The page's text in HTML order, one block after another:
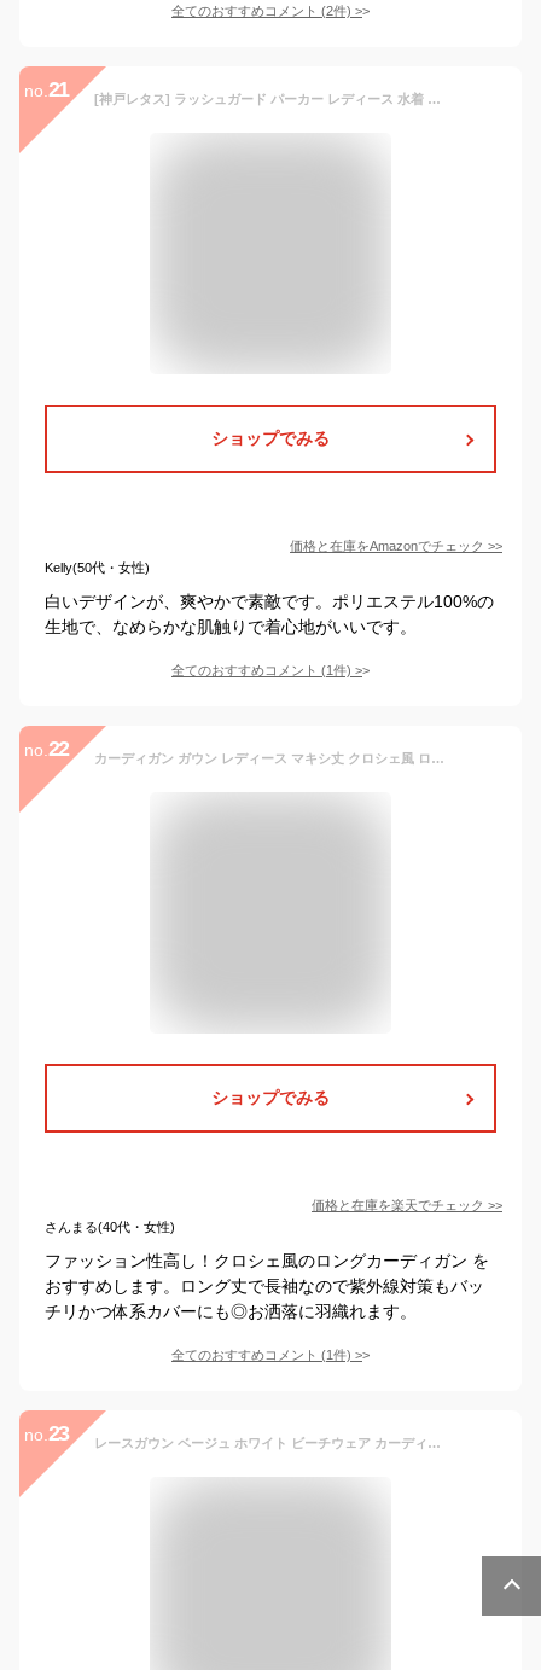
全てのおすすめコメント (2件) >
no. 21 [神戸レタス] ラッシュガード パーカー レディース 水着 おしゃれ シンプル 水陸両用 [S113] L エクリュ
ショップでみる
価格と在庫をAmazonでチェック >>
Kelly(50代・女性)
白いデザインが、爽やかで素敵です。ポリエステル100%の
生地で、なめらかな肌触りで着心地がいいです。
全てのおすすめコメント (1件) >
no. 22 カーディガン ガウン レディース マキシ丈 クロシェ風 ロングカーデ レース 透け ビーチファッション 水着の上から サマーカーデ ママコーデ 薄手 長袖 羽織 体型カバー マンダリンスリーブ ゆったり 上品 総柄 花柄 刺繍 エレガント リラックス 海 プール ビーチ 夏 黒 白
ショップでみる
価格と在庫を楽天でチェック >>
さんまる(40代・女性)
ファッション性高し！クロシェ風のロングカーディガン を
おすすめします。ロング丈で長袖なので紫外線対策もバッ
チリかつ体系カバーにも◎お洒落に羽織れます。
全てのおすすめコメント (1件) >
no. 23 レースガウン ベージュ ホワイト ビーチウェア カーディガン ロング レース 刺繍 ビーチ 透け感 半袖 大人可愛い カジュアル 水着と合わせて 二の腕カバー リゾートスタイル 体型カバー 夏 ビーチ 海 旅行 ロング 沖縄 ハワイ